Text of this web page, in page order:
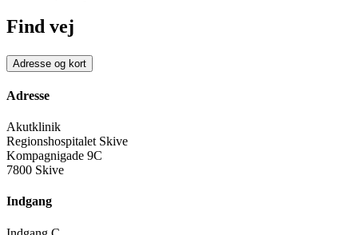
Find vej
Adresse og kort
Adresse
Akutklinik
Regionshospitalet Skive
Kompagnigade 9C
7800 Skive
Indgang